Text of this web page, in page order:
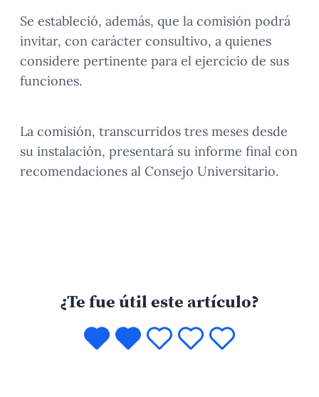
Se estableció, además, que la comisión podrá
invitar, con carácter consultivo, a quienes
considere pertinente para el ejercicio de sus
funciones.
La comisión, transcurridos tres meses desde
su instalación, presentará su informe final con
recomendaciones al Consejo Universitario.
¿Te fue útil este artículo?